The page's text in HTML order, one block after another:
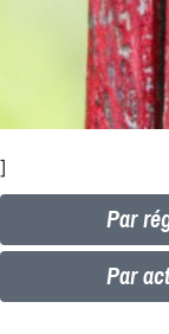
]
Par
Par